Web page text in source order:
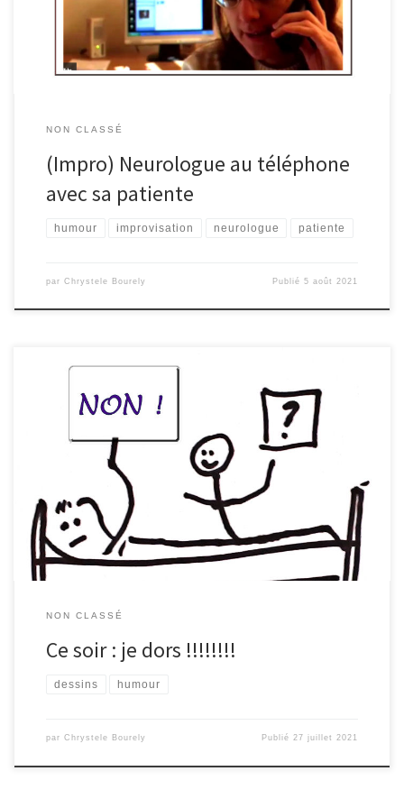
des »bon » aussi !
NON CLASSÉ
(Impro) Neurologue au téléphone
avec sa patiente
humour improvisation neurologue patiente
par Chrystele Bourely Publié5 août 2021
Pour le fun .. voici un dessin .. à utiliser sans modération toutes
les fois où vous aimeriez plutôt dormir tôt :)) Vous en voulez
d’autres ? ça tombe bien .. je prévois une BD fun sur
« MésaventuresSEPiennes » et sur .. « Chrystèle vous parle de […]
NON CLASSÉ
Ce soir : je dors !!!!!!!!
dessins humour
par Chrystele Bourely Publié27 juillet 2021